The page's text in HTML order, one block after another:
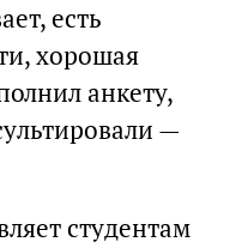
есть
хорошая
анкету,
—
студентам